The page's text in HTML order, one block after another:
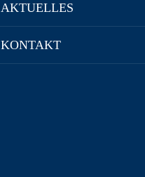
AKTUELLES
KONTAKT